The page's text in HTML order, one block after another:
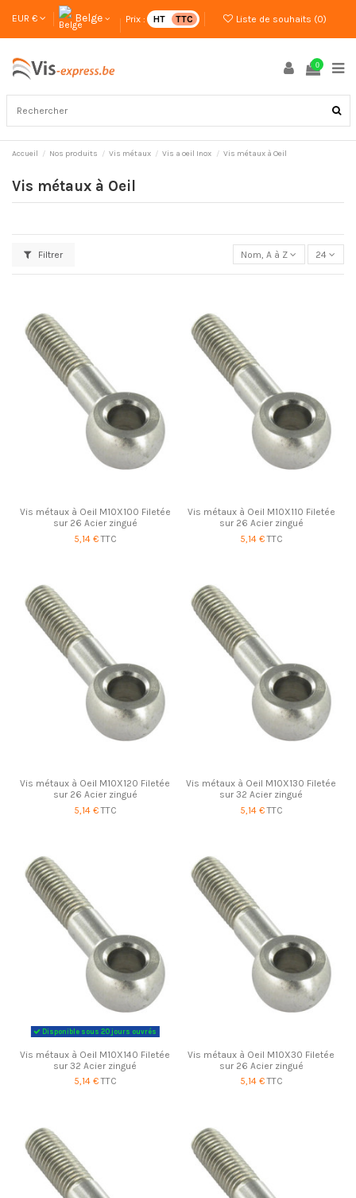
EUR € Belge Prix : HT TTC Liste de souhaits (0)
0
Accueil Nos produits Vis métaux Vis a oeil Inox Vis métaux à Oeil
Vis métaux à Oeil
Filtrer Nom, A à Z 24
Vis métaux à Oeil M10X100 Filetée
sur 26 Acier zingué
5,14 €TTC
Vis métaux à Oeil M10X110 Filetée
sur 26 Acier zingué
5,14 €TTC
Vis métaux à Oeil M10X120 Filetée
sur 26 Acier zingué
5,14 €TTC
Vis métaux à Oeil M10X130 Filetée
sur 32 Acier zingué
5,14 €TTC
Disponible sous 20 jours ouvrés
Vis métaux à Oeil M10X140 Filetée
sur 32 Acier zingué
5,14 €TTC
Vis métaux à Oeil M10X30 Filetée
sur 26 Acier zingué
5,14 €TTC